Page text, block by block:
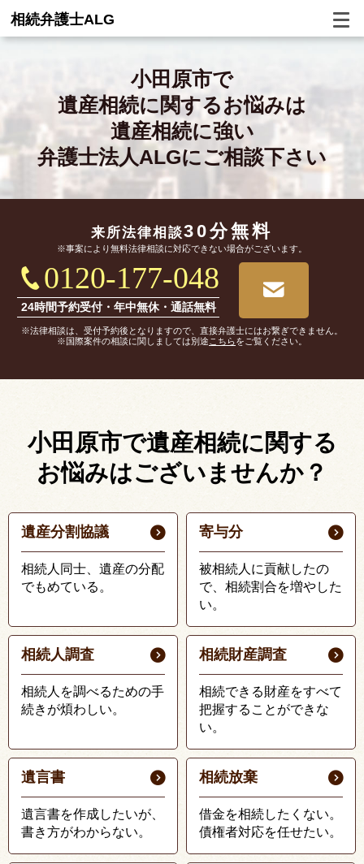
相続弁護士ALG
小田原市で
遺産相続に関するお悩みは
遺産相続に強い
弁護士法人ALGにご相談下さい
来所法律相談30分無料
※事案により無料法律相談に対応できない場合がございます。
0120-177-048
24時間予約受付・年中無休・通話無料
※法律相談は、受付予約後となりますので、直接弁護士にはお繋ぎできません。
※国際案件の相談に関しましては別途 こちらをご覧ください。
小田原市で遺産相続に関する
お悩みはございませんか？
遺産分割協議
相続人同士、遺産の分配
でもめている。
寄与分
被相続人に貢献したの
で、相続割合を増やした
い。
相続人調査
相続人を調べるための手
続きが煩わしい。
相続財産調査
相続できる財産をすべて
把握することができな
い。
遺言書
遺言書を作成したいが、
書き方がわからない。
相続放棄
借金を相続したくない。
債権者対応を任せたい。